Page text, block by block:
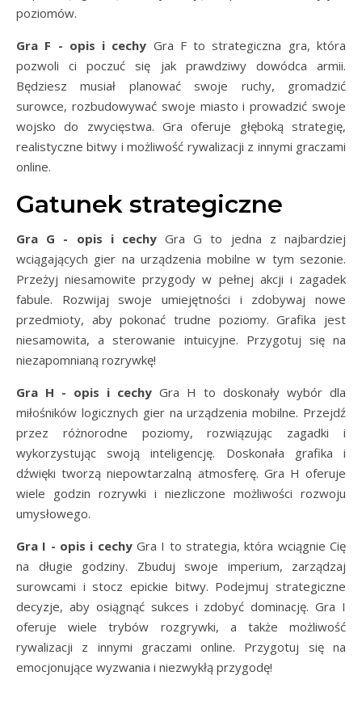
poziomów.
Gra F - opis i cechy Gra F to strategiczna gra, która
pozwoli ci poczuć się jak prawdziwy dowódca armii.
Będziesz musiał planować swoje ruchy, gromadzić
surowce, rozbudowywać swoje miasto i prowadzić swoje
wojsko do zwycięstwa. Gra oferuje głęboką strategię,
realistyczne bitwy i możliwość rywalizacji z innymi graczami
online.
Gatunek strategiczne
Gra G - opis i cechyGra G to jedna z najbardziej
wciągających gier na urządzenia mobilne w tym sezonie.
Przeżyj niesamowite przygody w pełnej akcji i zagadek
fabule. Rozwijaj swoje umiejętności i zdobywaj nowe
przedmioty, aby pokonać trudne poziomy. Grafika jest
niesamowita, a sterowanie intuicyjne. Przygotuj się na
niezapomnianą rozrywkę!
Gra H - opis i cechy Gra H to doskonały wybór dla
miłośników logicznych gier na urządzenia mobilne. Przejdź
przez różnorodne poziomy, rozwiązując zagadki i
wykorzystując swoją inteligencję. Doskonała grafika i
dźwięki tworzą niepowtarzalną atmosferę. Gra H oferuje
wiele godzin rozrywki i niezliczone możliwości rozwoju
umysłowego.
Gra I - opis i cechyGra I to strategia, która wciągnie Cię
na długie godziny. Zbuduj swoje imperium, zarządzaj
surowcami i stocz epickie bitwy. Podejmuj strategiczne
decyzje, aby osiągnąć sukces i zdobyć dominację. Gra I
oferuje wiele trybów rozgrywki, a także możliwość
rywalizacji z innymi graczami online. Przygotuj się na
emocjonujące wyzwania i niezwykłą przygodę!